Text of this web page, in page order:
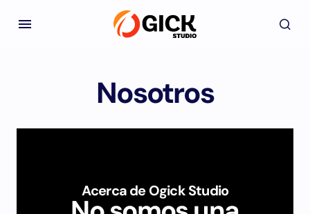
Nosotros
Acerca de Ogick Studio